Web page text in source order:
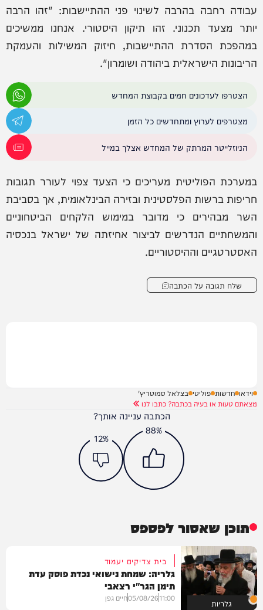
עבודה רחבה בהרבה לשינוי פני ההתיישבות: "זהו הרבה
יותר מצעד תכנוני. זהו תיקון היסטורי. אנחנו ממשיכים
במהפכת הסדרת ההתיישבות, חיזוק המשילות והעמקת
הריבונות הישראלית ביהודה ושומרון".
הצטרפו לעדכונים חמים בקבוצת המחדש
מצטרפים לערוץ ומתחדשים כל הזמן
הניוזלייטר המרתק של המחדש אצלך במייל
במערכת הפוליטית מעריכים כי הצעד צפוי לעורר תגובות
חריפות ברשות הפלסטינית ובזירה הבינלאומית, אך בסביבת
השר מבהירים כי מדובר במימוש הלקחים הביטחוניים
והמשחתיים הנדרשים לביצור אחיזתה של ישראל בנכסיה
האסטרטגיים וההיסטוריים.
שלח תגובה על הכתבה
וידאו חדשות פוליטי בצלאל סמוטריץ'
מצאתם טעות או בעיה בכתבה? כתבו לנו
הכתבה עניינה אותך?
88%
12%
תוכן שאסור לפספס
גלריות
בית צדיקים יעמוד
גלריה: שמחת נישואי נכדת פוסק עדת
תימן הגר"י רצאבי
11:00
05/08/26חיים גפן